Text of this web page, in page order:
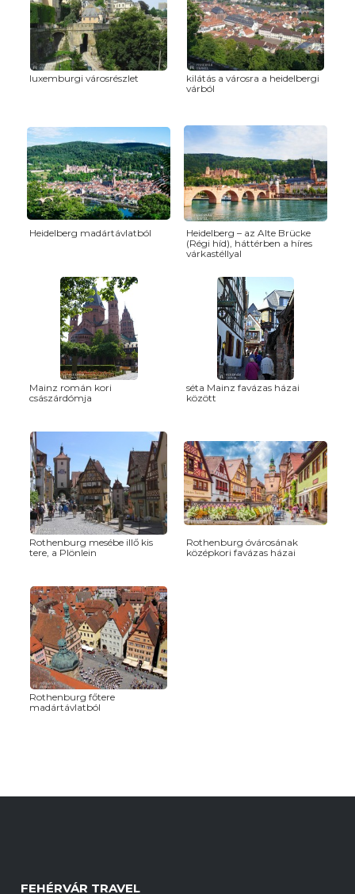
luxemburgi városrészlet
kilátás a városra a heidelbergi
várból
Heidelberg madártávlatból
Heidelberg – az Alte Brücke
(Régi híd), háttérben a híres
várkastéllyal
Mainz román kori
császárdómja
séta Mainz favázas házai
között
Rothenburg mesébe illő kis
tere, a Plönlein
Rothenburg óvárosának
középkori favázas házai
Rothenburg főtere
madártávlatból
FEHÉRVÁR TRAVEL